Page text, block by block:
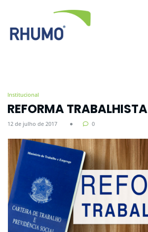
Institucional
REFORMA TRABALHISTA
12 de julho de 2017 0